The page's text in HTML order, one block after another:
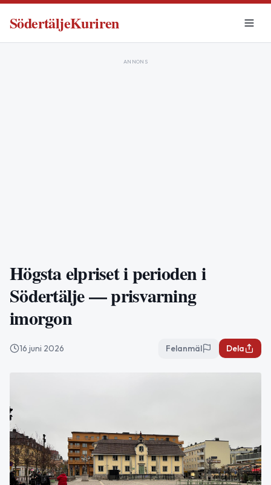
SödertäljeKuriren
ANNONS
Högsta elpriset i perioden i
Södertälje — prisvarning
imorgon
16 juni 2026 Felanmäl Dela